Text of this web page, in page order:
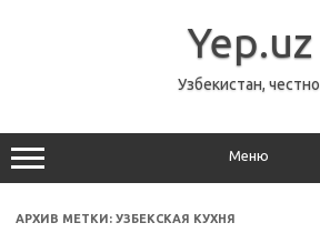
Yep.uz
Узбекистан, честно
Меню
АРХИВ МЕТКИ: УЗБЕКСКАЯ КУХНЯ